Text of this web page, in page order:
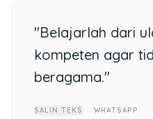
"Belajarlah dari
kompeten agar
beragama."
SALIN TEKS WHATSAPP